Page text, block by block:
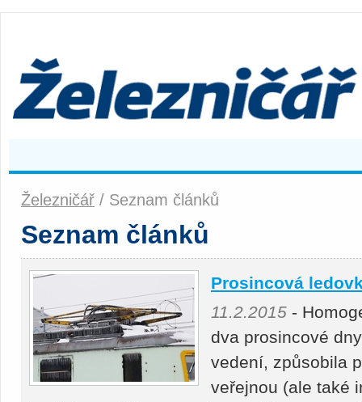
Železničář / Seznam článků
Seznam článků
Prosincová
11.2.2015 -
dva prosincové
vedení, způsobila
veřejnou (ale také